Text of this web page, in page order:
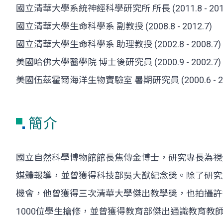
國立清華大學系統神經科學研究所 所長 (2011.8 -
國立清華大學生命科學系 副教授 (2008.8 - 2012.7)
國立清華大學生命科學系 助理教授 (2002.8 - 2008.7)
美國哈佛大學醫學院 博士後研究員 (2000.9 - 2002.7)
美國伍茲霍爾海洋生物實驗室 暑期研究員 (2000.6 -
簡介
國立自然科學博物館館長焦傳金博士，研究專長為
媒體報導，並曾獲得科技部吳大猷紀念獎。除了研
機會，他曾獲得三次清華大學傑出教學獎，也拍攝
1000位學生搶修，並曾獲得教育部傑出通識教育教